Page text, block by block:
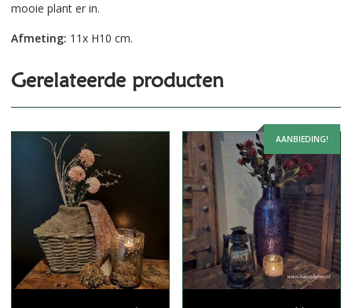
mooie plant er in.
Afmeting: 11x H10 cm.
Gerelateerde producten
AANBIEDING!